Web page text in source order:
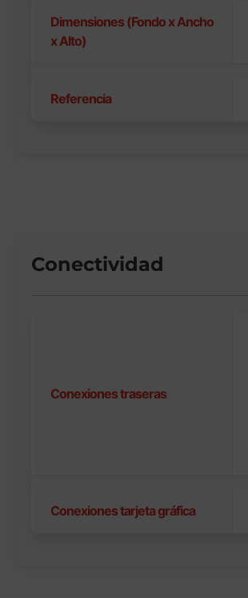
Dimensiones (Fondo x Ancho
x Alto)
Referencia
Conectividad
Conexiones traseras
Conexiones tarjeta gráfica